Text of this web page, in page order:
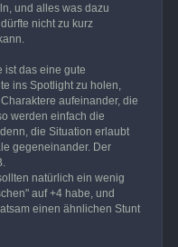
und alles was dazu
nicht zu kurz
ist das eine gute
ins Spotlight zu holen,
aufeinander, die
werden einfach die
die Situation erlaubt
gegeneinander. Der
natürlich ein wenig
auf +4 habe, und
einen ähnlichen Stunt